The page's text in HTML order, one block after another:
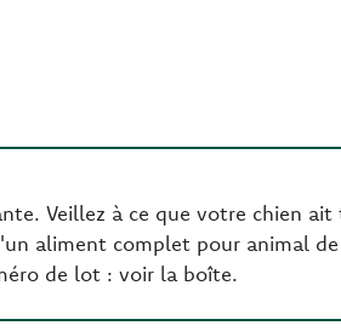
Veillez à ce que votre chien
aliment complet pour animal
de lot : voir la boîte.